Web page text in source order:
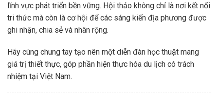
lĩnh vực phát triển bền vững. Hội thảo không chỉ là nơi kết nối
tri thức mà còn là cơ hội để các sáng kiến địa phương được
ghi nhận, chia sẻ và nhân rộng.
Hãy cùng chung tay tạo nên một diễn đàn học thuật mang
giá trị thiết thực, góp phần hiện thực hóa du lịch có trách
nhiệm tại Việt Nam.